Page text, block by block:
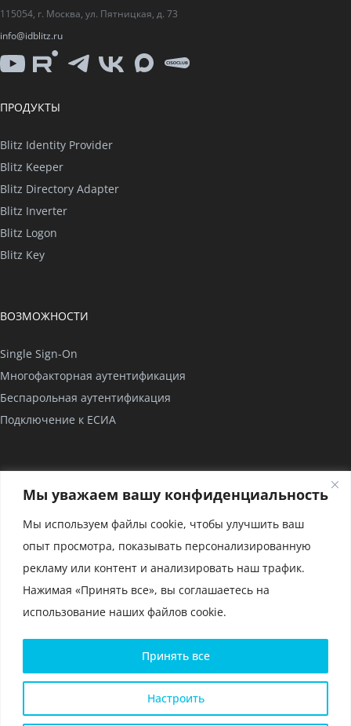
Мы уважаем вашу конфиденциальность
Мы используем файлы cookie, чтобы улучшить ваш
опыт просмотра, показывать персонализированную
рекламу или контент и анализировать наш трафик.
Нажимая «Принять все», вы соглашаетесь на
использование наших файлов cookie.
Настроить
Принять все
115054, г. Москва, ул. Пятницкая, д. 73
info@idblitz.ru
YouTubeRutubeTelegram
VK Max
CISO
ПРОДУКТЫ
Blitz Identity Provider
Blitz Keeper
Blitz Directory Adapter
Blitz Inverter
Blitz Logon
Blitz Key
ВОЗМОЖНОСТИ
Single Sign-On
Многофакторная аутентификация
Беспарольная аутентификация
Подключение к ЕСИА
О нас
Сертификаты
Политика конфиденциальности и условия использования
Политика конфиденциальности для мобильного приложения